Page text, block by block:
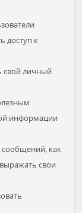
доступ к
свой личный
информации
как
свои